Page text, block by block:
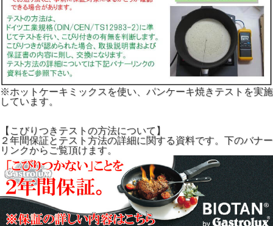
※ホットケーキミックスを使い、パンケーキ焼きテストを実施
しています。
【こびりつきテストの方法について】
２年間保証とテスト方法の詳細に関する資料です。下のバナー
リンクからご覧頂けます。